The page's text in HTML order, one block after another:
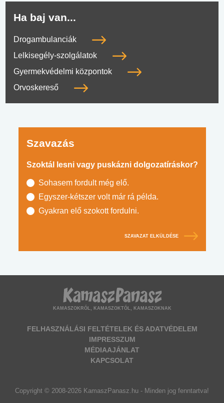
Ha baj van...
Drogambulanciák
Lelkisegély-szolgálatok
Gyermekvédelmi központok
Orvoskereső
Szavazás
Szoktál lesni vagy puskázni dolgozatíráskor?
Sohasem fordult még elő.
Egyszer-kétszer volt már rá példa.
Gyakran elő szokott fordulni.
SZAVAZAT ELKÜLDÉSE
KAMASZOKRÓL, KAMASZOKTÓL, KAMASZOKNAK
FELHASZNÁLÁSI FELTÉTELEK ÉS ADATVÉDELEM
IMPRESSZUM
MÉDIAAJÁNLAT
KAPCSOLAT
Copyright © 2008-2026 KamaszPanasz.hu - Minden jog fenntartva!